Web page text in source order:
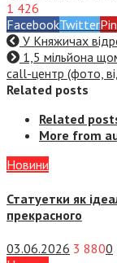
1 426
FacebookTwitter
У Княжичах
1,5 мільйона
call-центр (фото,
Related posts
Related
More from
Новини
Статуетки як
прекрасного
03.06.2026 3 8800